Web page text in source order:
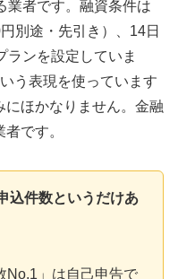
業者です。融資条件は
別途・先引き）、14日
ランを設定していま
う表現を使っています
にほかなりません。金融
です。
込件数というだけあ
No.1」は自己申告で